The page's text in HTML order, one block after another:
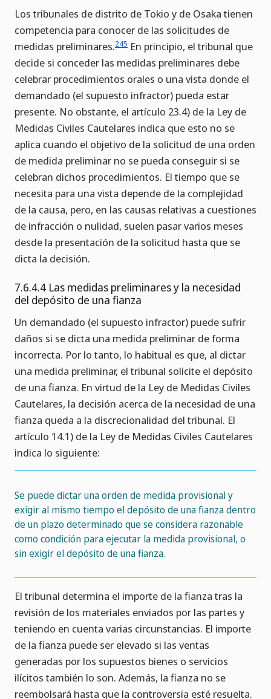
Los tribunales de distrito de Tokio y de Osaka tienen
competencia para conocer de las solicitudes de
medidas preliminares.245 En principio, el tribunal que
decide si conceder las medidas preliminares debe
celebrar procedimientos orales o una vista donde el
demandado (el supuesto infractor) pueda estar
presente. No obstante, el artículo 23.4) de la Ley de
Medidas Civiles Cautelares indica que esto no se
aplica cuando el objetivo de la solicitud de una orden
de medida preliminar no se pueda conseguir si se
celebran dichos procedimientos. El tiempo que se
necesita para una vista depende de la complejidad
de la causa, pero, en las causas relativas a cuestiones
de infracción o nulidad, suelen pasar varios meses
desde la presentación de la solicitud hasta que se
dicta la decisión.
7.6.4.4 Las medidas preliminares y la necesidad
del depósito de una fianza
Un demandado (el supuesto infractor) puede sufrir
daños si se dicta una medida preliminar de forma
incorrecta. Por lo tanto, lo habitual es que, al dictar
una medida preliminar, el tribunal solicite el depósito
de una fianza. En virtud de la Ley de Medidas Civiles
Cautelares, la decisión acerca de la necesidad de una
fianza queda a la discrecionalidad del tribunal. El
artículo 14.1) de la Ley de Medidas Civiles Cautelares
indica lo siguiente:
Se puede dictar una orden de medida provisional y
exigir al mismo tiempo el depósito de una fianza dentro
de un plazo determinado que se considera razonable
como condición para ejecutar la medida provisional, o
sin exigir el depósito de una fianza.
El tribunal determina el importe de la fianza tras la
revisión de los materiales enviados por las partes y
teniendo en cuenta varias circunstancias. El importe
de la fianza puede ser elevado si las ventas
generadas por los supuestos bienes o servicios
ilícitos también lo son. Además, la fianza no se
reembolsará hasta que la controversia esté resuelta.